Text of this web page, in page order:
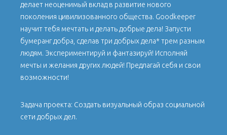
делает неоценимый вклад в развитие нового
поколения цивилизованного общества. Goodkeeper
научит тебя мечтать и делать добрые дела! Запусти
бумеранг добра, сделав три добрых дела* трем разным
людям. Экспериментируй и фантазируй! Исполняй
мечты и желания других людей! Предлагай себя и свои
возможности!
Задача проекта: Создать визуальный образ социальной
сети добрых дел.